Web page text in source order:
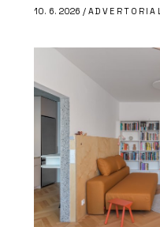
10. 6. 2026 / ADVERTORIAL